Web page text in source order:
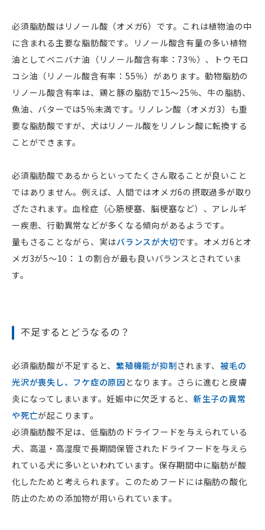
必須脂肪酸はリノール酸（オメガ6）です。これは植物油の中
に含まれる主要な脂肪酸です。リノール酸含有量の多い植物
油としてベニバナ油（リノール酸含有率：73％）、トウモロ
コシ油（リノール酸含有率：55％）があります。動物脂肪の
リノール酸含有率は、鶏と豚の脂肪で15～25％、牛の脂肪、
魚油、バターでは5％未満です。リノレン酸（オメガ3）も重
要な脂肪酸ですが、犬はリノール酸をリノレン酸に転換する
ことができます。
必須脂肪酸であるからといってたくさん取ることが良いこと
ではありません。例えば、人間ではオメガ6の摂取過多が取り
ざたされます。血栓症（心筋梗塞、脳梗塞など）、アレルギ
ー疾患、行動異常などが多くなる傾向があるようです。
量もさることながら、実はバランスが大切です。オメガ6とオ
メガ3が5～10：１の割合が最も良いバランスとされていま
す。
不足するとどうなるの？
必須脂肪酸が不足すると、 繁殖機能が抑制されます、 被毛の
光沢が喪失し、フケ症の原因となります。さらに進むと皮膚
炎になってしまいます。妊娠中に欠乏すると、 新生子の異常
や死亡が起こります。
必須脂肪酸不足は、低脂肪のドライフードを与えられている
犬、高温・高湿度で長期間保管されたドライフードを与えら
れている犬に多いといわれています。保存期間中に脂肪が酸
化したためと考えられます。このためフードには脂肪の酸化
防止のための添加物が用いられています。